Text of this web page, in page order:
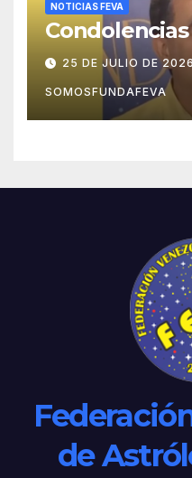
NOTICIAS FEVA
Condolencias
25 DE JULIO DE 2026
SOMOSFUNDAFEVA
de